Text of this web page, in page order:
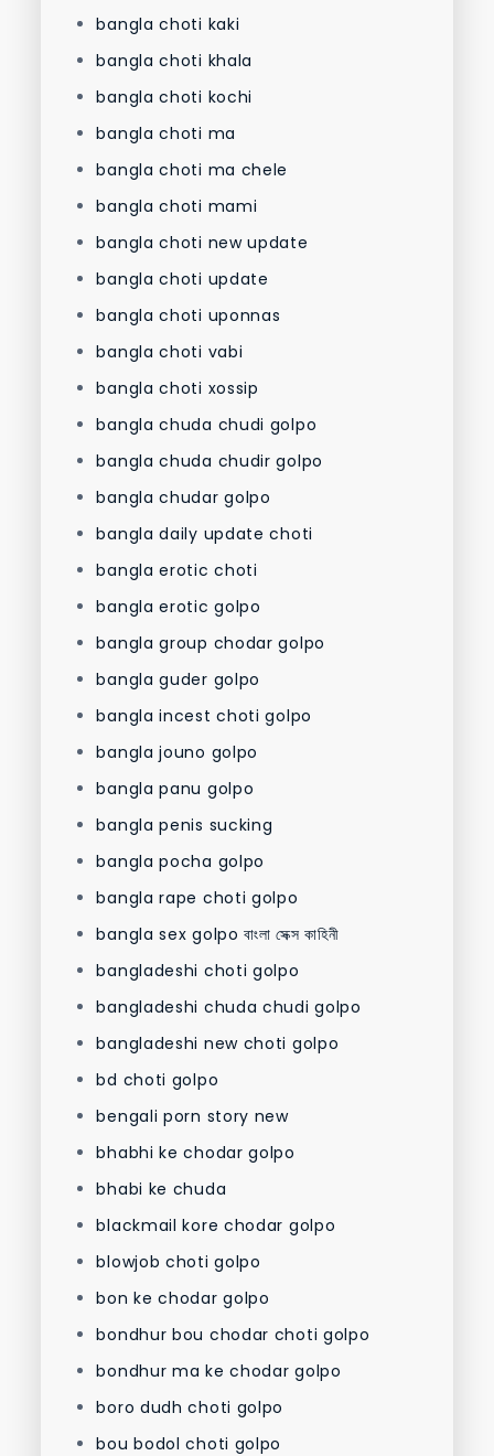
bangla choti kaki
bangla choti khala
bangla choti kochi
bangla choti ma
bangla choti ma chele
bangla choti mami
bangla choti new update
bangla choti update
bangla choti uponnas
bangla choti vabi
bangla choti xossip
bangla chuda chudi golpo
bangla chuda chudir golpo
bangla chudar golpo
bangla daily update choti
bangla erotic choti
bangla erotic golpo
bangla group chodar golpo
bangla guder golpo
bangla incest choti golpo
bangla jouno golpo
bangla panu golpo
bangla penis sucking
bangla pocha golpo
bangla rape choti golpo
bangla sex golpo বাংলা সেক্স কাহিনী
bangladeshi choti golpo
bangladeshi chuda chudi golpo
bangladeshi new choti golpo
bd choti golpo
bengali porn story new
bhabhi ke chodar golpo
bhabi ke chuda
blackmail kore chodar golpo
blowjob choti golpo
bon ke chodar golpo
bondhur bou chodar choti golpo
bondhur ma ke chodar golpo
boro dudh choti golpo
bou bodol choti golpo